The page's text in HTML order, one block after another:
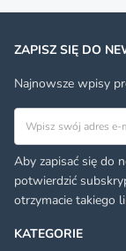
KATEGORIE
ZAPISZ SIĘ DO
Najnowsze wpisy
Aby zapisać się do
potwierdzić
otrzymacie takiego